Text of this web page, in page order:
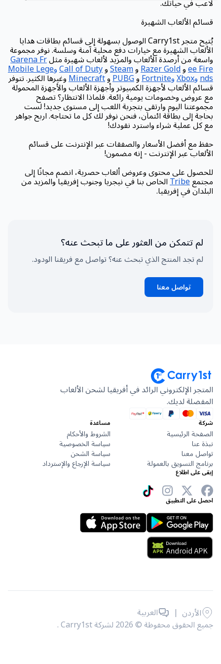
لاعب في حياتك.
قسائم الألعاب الشهيرة
يُتيح متجر Carry1st الوصول بسهولة إلى قسائم بطاقات هدايا
الألعاب الشهيرة مع خيارات دفع محلية آمنة وسلسة. نوفر مجموعة
واسعة من أرصدة الألعاب والمزيد لألعاب شهيرة مثلGarena Fr
ee FireوRazer GoldوSteamوCall of Duty وMobile Lege
ndsوXbox وFortnite وPUBGوMinecraftوغيرها الكثير. تتوفر
قسائم الألعاب لأجهزة الكمبيوتر وأجهزة الألعاب والأجهزة المحمولة
مع عروض وخصومات يومية رائعة. فلماذا الانتظار؟ تصفح
مجموعتنا اليوم وارتقي بتجربة اللعب إلى مستوى جديد! لست
بحاجة إلى بطاقة ائتمان، فنحن نوفر لك كل ما تحتاجه. اربح جواهر
مع كل عملية شراء واسترد نقودك!
حفظ مع أفضل الأسعار والصفقات عبر الإنترنت على قسائم
الألعاب عبر الإنترنت - إنه مضمون!
للحصول على محتوى وعروض ألعاب حصرية، انضم مجانًا إلى
مجتمعTribeالخاص بنا في نيجريا وجنوب إفريقيا والمزيد من
البلدان في إفريقيا.
لم تتمكن من العثور على ما تبحث عنه؟
لم تجد المنتج الذي تبحث عنه؟ تواصل مع فريقنا الودود.
تواصل معنا
المتجر الإلكتروني الرائد في أفريقيا لشحن الألعاب
المفضلة لديك.
شركة
الصفحة الرئيسية
نبذة عنا
تواصل معنا
برنامج التسويق بالعمولة
مساعدة
الشروط والأحكام
سياسة الخصوصية
سياسة الشحن
سياسة الإرجاع والإسترداد
إبقى على اطلاع
احصل على التطبيق
جميع الحقوق محفوظة © 2026 لشركة Carry1st .
الأردن | العربية